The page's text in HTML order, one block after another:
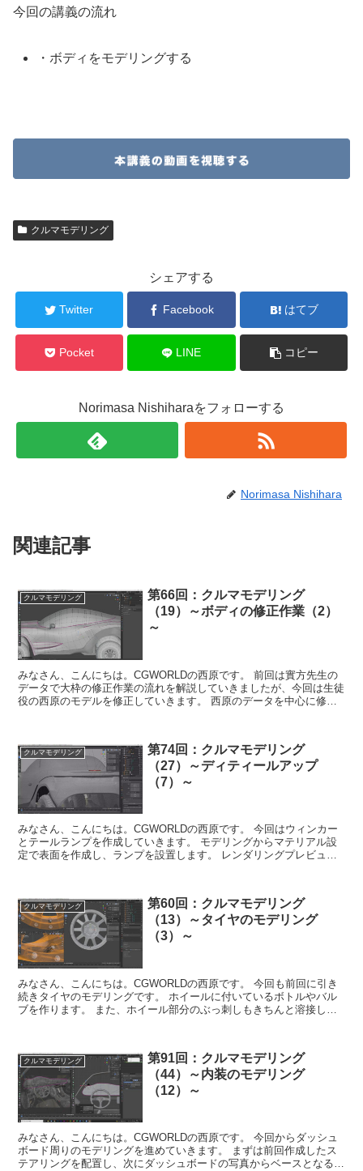
今回の講義の流れ
・ボディをモデリングする
クルマモデリング
シェアする
Twitter Facebook はてブ
Pocket LINE コピー
Norimasa Nishiharaをフォローする
Norimasa Nishihara
関連記事
クルマモデリング
第66回：クルマモデリング
（19）～ボディの修正作業（2）
～
みなさん、こんにちは。CGWORLDの西原です。 前回は實方先生の
データで大枠の修正作業の流れを解説していきましたが、今回は生徒
役の西原のモデルを修正していきます。 西原のデータを中心に修正
クルマモデリング
第74回：クルマモデリング
（27）～ディティールアップ
（7）～
みなさん、こんにちは。CGWORLDの西原です。 今回はウィンカー
とテールランプを作成していきます。 モデリングからマテリアル設
定で表面を作成し、ランプを設置します。 レンダリングプレビュー
クルマモデリング
第60回：クルマモデリング
（13）～タイヤのモデリング
（3）～
みなさん、こんにちは。CGWORLDの西原です。 今回も前回に引き
続きタイヤのモデリングです。 ホイールに付いているボトルやバル
ブを作ります。 また、ホイール部分のぶっ刺しもきちんと溶接して
クルマモデリング
第91回：クルマモデリング
（44）～内装のモデリング
（12）～
みなさん、こんにちは。CGWORLDの西原です。 今回からダッシュ
ボード周りのモデリングを進めていきます。 まずは前回作成したス
テアリングを配置し、次にダッシュボードの写真からベースとなる形